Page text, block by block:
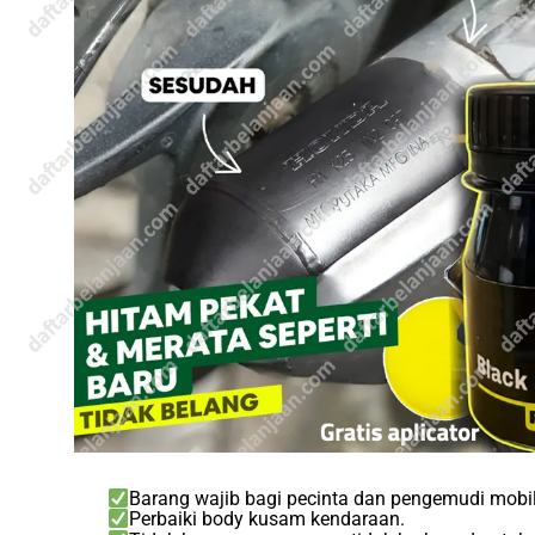
Barang wajib bagi pecinta dan pengemudi
Perbaiki body kusam kendaraan.